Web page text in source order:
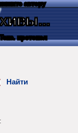
автору
протокол
Найти